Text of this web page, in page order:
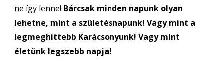
ne így lenne! Bárcsak minden napunk olyan
lehetne, mint a születésnapunk! Vagy mint a
legmeghittebb Karácsonyunk! Vagy mint
életünk legszebb napja!